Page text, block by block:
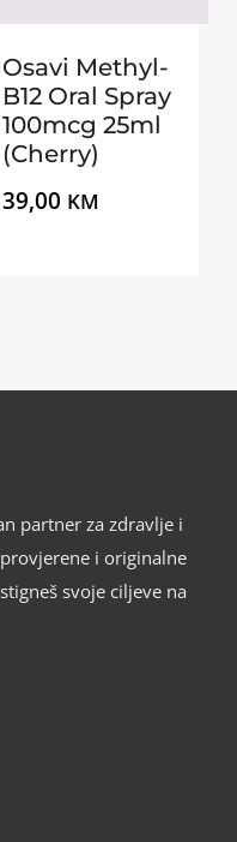
Osavi Methyl-
B12 Oral Spray
100mcg 25ml
(Cherry)
39,00 KM
partner za zdravlje i
i originalne
svoje ciljeve na